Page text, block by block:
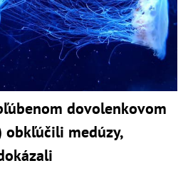
dovolenkovom
obkľúčili medúzy,